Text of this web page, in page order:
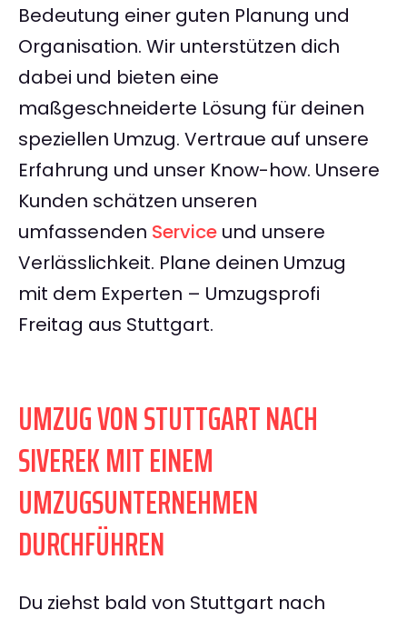
Bedeutung einer guten Planung und
Organisation. Wir unterstützen dich
dabei und bieten eine
maßgeschneiderte Lösung für deinen
speziellen Umzug. Vertraue auf unsere
Erfahrung und unser Know-how. Unsere
Kunden schätzen unseren
umfassenden Service und unsere
Verlässlichkeit. Plane deinen Umzug
mit dem Experten – Umzugsprofi
Freitag aus Stuttgart.
UMZUG VON STUTTGART NACH
SIVEREK MIT EINEM
UMZUGSUNTERNEHMEN
DURCHFÜHREN
Du ziehst bald von Stuttgart nach